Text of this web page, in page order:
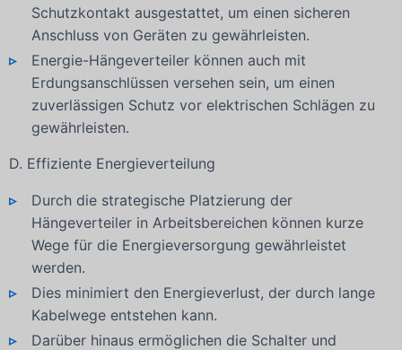
Schutzkontakt ausgestattet, um einen sicheren
Anschluss von Geräten zu gewährleisten.
Energie-Hängeverteiler können auch mit
Erdungsanschlüssen versehen sein, um einen
zuverlässigen Schutz vor elektrischen Schlägen zu
gewährleisten.
D. Effiziente Energieverteilung
Durch die strategische Platzierung der
Hängeverteiler in Arbeitsbereichen können kurze
Wege für die Energieversorgung gewährleistet
werden.
Dies minimiert den Energieverlust, der durch lange
Kabelwege entstehen kann.
Darüber hinaus ermöglichen die Schalter und